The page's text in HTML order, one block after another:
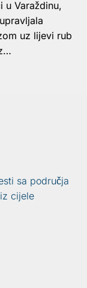
u Varaždinu,
uz lijevi rub
sa područja
cijele